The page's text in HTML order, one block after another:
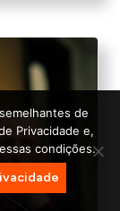
de
Privacidade e,
condições.